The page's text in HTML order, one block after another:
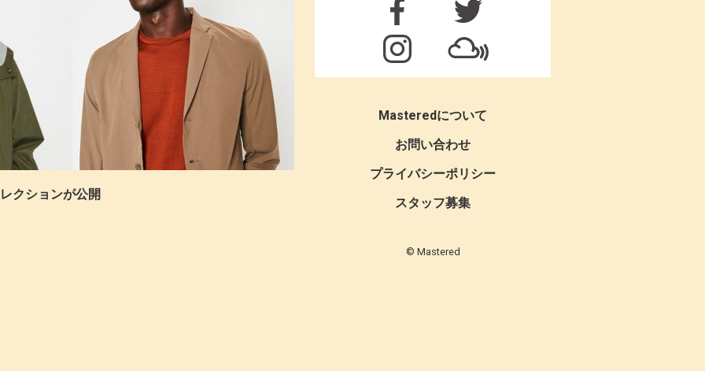
クションが公開
Masteredについて
お問い合わせ
プライバシーポリシー
スタッフ募集
© Mastered